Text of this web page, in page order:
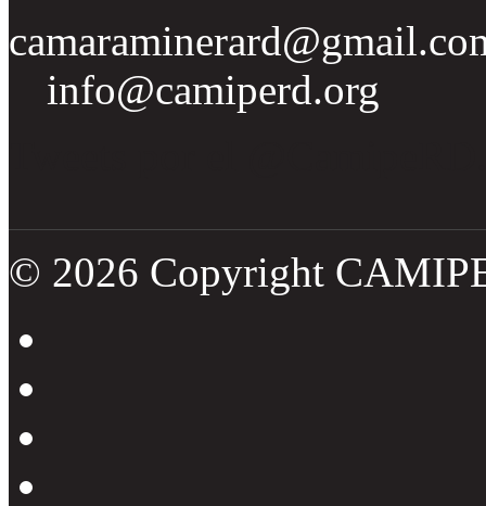
info@camiperd.org
© 2026 Copyright